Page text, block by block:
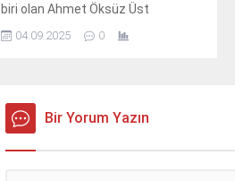
biri olan Ahmet Öksüz Üst
yenileme çalışmasını tamamladı.
04.09.2025 0
Bir Yorum Yazın